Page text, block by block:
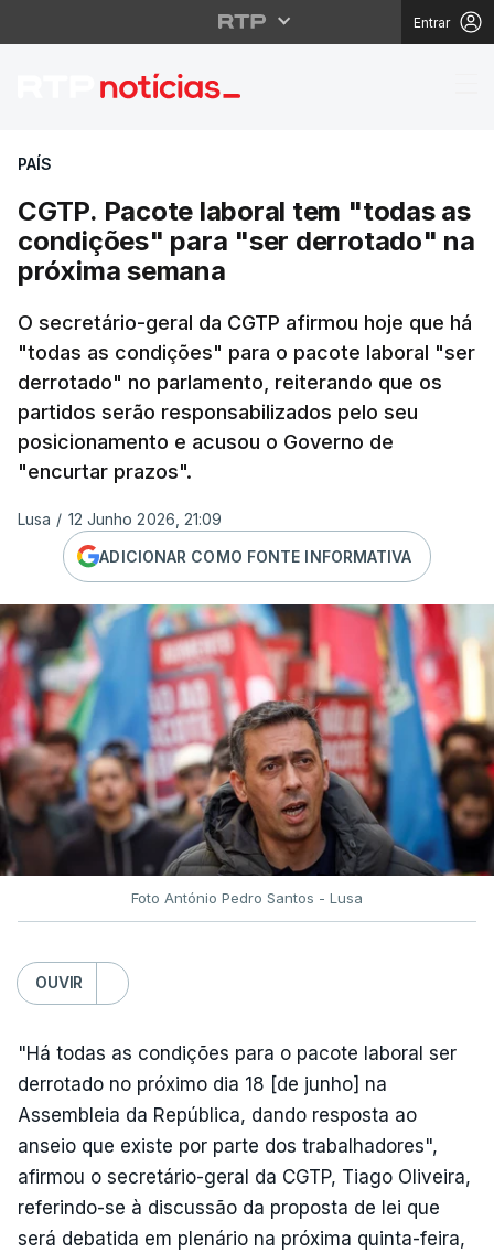
Entrar
CGTP. Pacote
PAÍS
CGTP. Pacote laboral tem "todas as
condições" para "ser derrotado" na
próxima semana
O secretário-geral da CGTP afirmou hoje que há
"todas as condições" para o pacote laboral "ser
derrotado" no parlamento, reiterando que os
partidos serão responsabilizados pelo seu
posicionamento e acusou o Governo de
"encurtar prazos".
Lusa / 12 Junho 2026, 21:09
ADICIONAR COMO FONTE INFORMATIVA
Foto António Pedro Santos - Lusa
OUVIR
"Há todas as condições para o pacote laboral ser
derrotado no próximo dia 18 [de junho] na
Assembleia da República, dando resposta ao
anseio que existe por parte dos trabalhadores",
afirmou o secretário-geral da CGTP, Tiago Oliveira,
referindo-se à discussão da proposta de lei que
será debatida em plenário na próxima quinta-feira,